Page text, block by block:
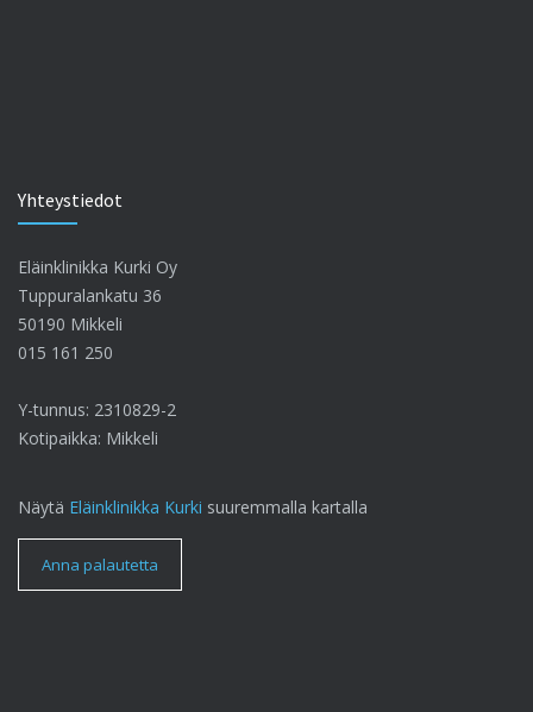
Yhteystiedot
Eläinklinikka Kurki Oy
Tuppuralankatu 36
50190 Mikkeli
015 161 250
Y-tunnus: 2310829-2
Kotipaikka: Mikkeli
Näytä Eläinklinikka Kurki suuremmalla kartalla
Anna palautetta